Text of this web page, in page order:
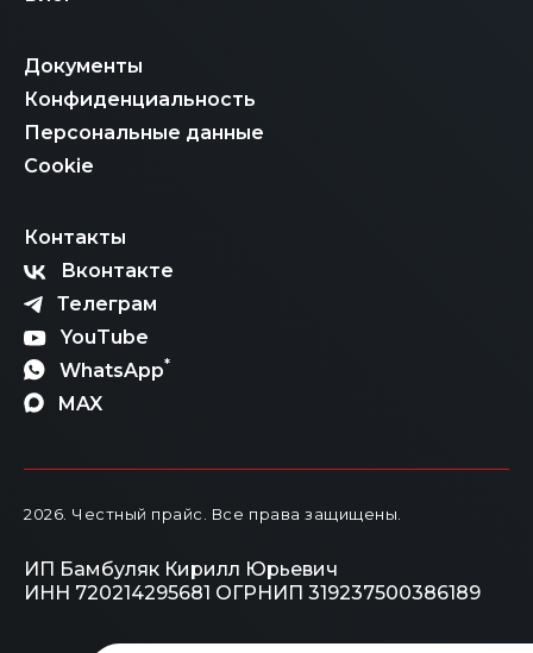
Документы
Конфиденциальность
Персональные данные
Cookie
Контакты
Вконтакте
Телеграм
YouTube
WhatsApp*
MAX
2026 . Честный прайс. Все права защищены.
ИП Бамбуляк Кирилл Юрьевич
ИНН 720214295681 ОГРНИП 319237500386189